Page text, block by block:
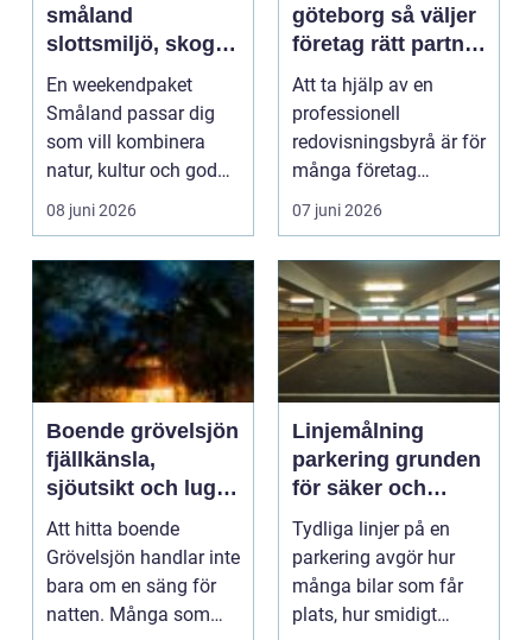
småland
slottsmiljö, skogar
och stillhet
En weekendpaket
Småland passar dig
som vill kombinera
natur, kultur och god
mat på en och samma
gång...
08 juni 2026
göteborg så väljer
företag rätt partner
för ekonomin
Att ta hjälp av en
professionell
redovisningsbyrå är för
många företag
avgörande för både
trygghet o...
07 juni 2026
Boende grövelsjön
fjällkänsla,
sjöutsikt och lugn
på samma plats
Att hitta boende
Grövelsjön handlar inte
bara om en säng för
natten. Många som
Linjemålning
parkering grunden
för säker och
effektiv parkering
Tydliga linjer på en
parkering avgör hur
många bilar som får
plats, hur smidigt